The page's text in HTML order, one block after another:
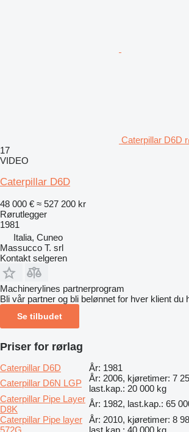
Caterpillar D6D
17
VIDEO
Caterpillar D6D
48 000 € ≈ 527 200 kr
Rørutlegger
1981
Italia, Cuneo
Massucco T. srl
Kontakt selgeren
Machinerylines partnerprogram
Bli vår partner og bli belønnet for hver klient du
Se tilbudet
Priser for rørlag
Caterpillar D6D År: 1981
Caterpillar D6N LGP
År: 2006, kjøretimer: 7
last.kap.: 20 000 kg
Caterpillar Pipe Layer
D8K
År: 1982, last.kap.: 65
Caterpillar Pipe layer
572G
År: 2010, kjøretimer: 8
last.kap.: 40 000 kg